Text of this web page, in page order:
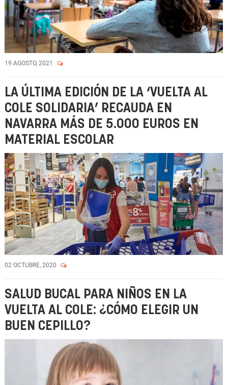
19 AGOSTO, 2021
LA ÚLTIMA EDICIÓN DE LA ‘VUELTA AL
COLE SOLIDARIA’ RECAUDA EN
NAVARRA MÁS DE 5.000 EUROS EN
MATERIAL ESCOLAR
02 OCTUBRE, 2020
SALUD BUCAL PARA NIÑOS EN LA
VUELTA AL COLE: ¿CÓMO ELEGIR UN
BUEN CEPILLO?